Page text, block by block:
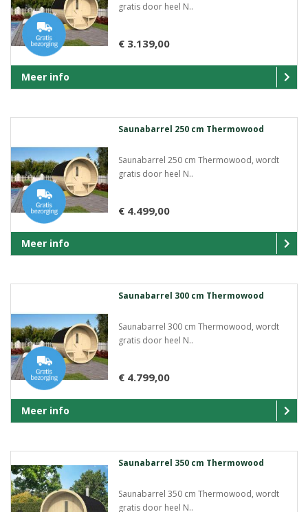
gratis door heel N..
€ 3.139,00
Meer info
Saunabarrel 250 cm Thermowood
Saunabarrel 250 cm Thermowood, wordt
gratis door heel N..
€ 4.499,00
Meer info
Saunabarrel 300 cm Thermowood
Saunabarrel 300 cm Thermowood, wordt
gratis door heel N..
€ 4.799,00
Meer info
Saunabarrel 350 cm Thermowood
Saunabarrel 350 cm Thermowood, wordt
gratis door heel N..